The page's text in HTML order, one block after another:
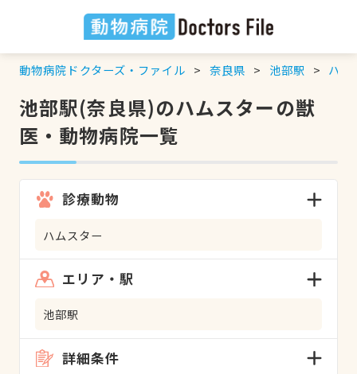
動物病院ドクターズ・ファイル 奈良県 池部駅 ハム
池部駅(奈良県)のハムスターの獣
医・動物病院一覧
診療動物
ハムスター
エリア・駅
池部駅
詳細条件